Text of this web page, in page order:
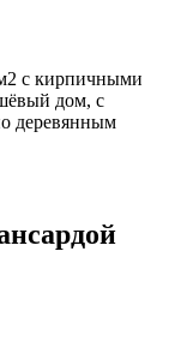
с кирпичными
дом, с
деревянным